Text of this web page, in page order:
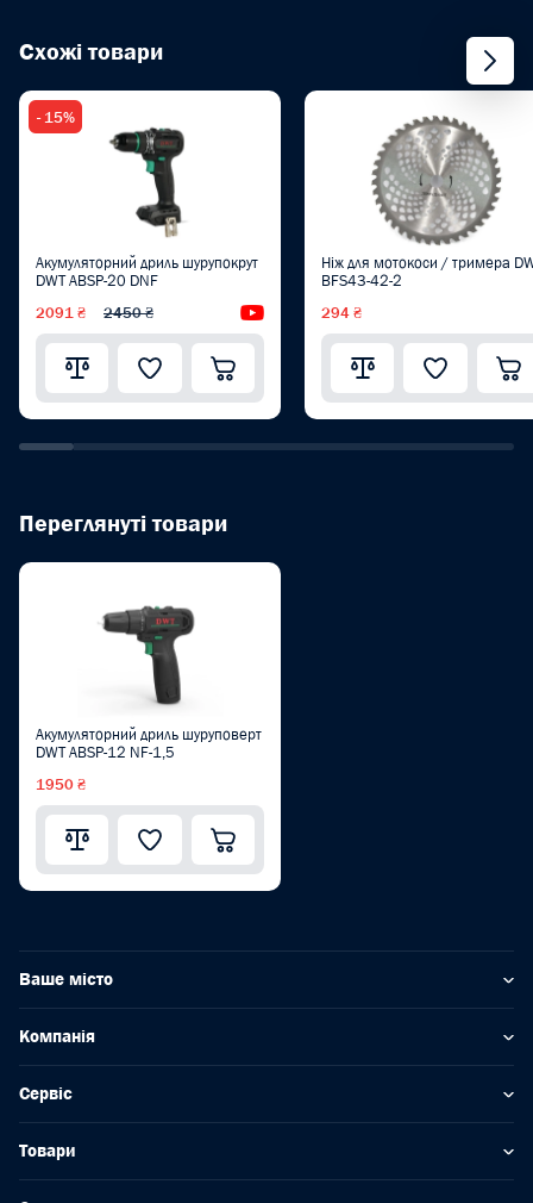
Схожі товари
- 15%
Акумуляторний дриль шурупокрут
DWT ABSP-20 DNF
2091 ₴ 2450 ₴ Відеоогляд
Ніж для мотокоси / тримера
BFS43-42-2
294 ₴
Переглянуті товари
Акумуляторний дриль шуруповерт
DWT ABSP-12 NF-1,5
1950 ₴
Ваше місто
Компанія
Сервіс
Товари